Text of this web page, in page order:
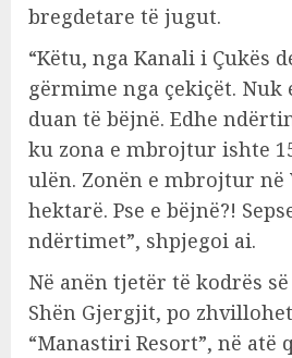
bregdetare të jugut.
“Këtu, nga Kanali i Çukës
gërmime nga çekiçët. Nuk
duan të bëjnë. Edhe
ku zona e mbrojtur ishte
ulën. Zonën e mbrojtur në
hektarë. Pse e bëjnë?!
ndërtimet”, shpjegoi ai.
Në anën tjetër të kodrës
Shën Gjergjit, po
“Manastiri Resort”, në atë